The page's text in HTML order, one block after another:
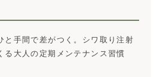
と手間で差がつく。シワ取り注射
る大人の定期メンテナンス習慣